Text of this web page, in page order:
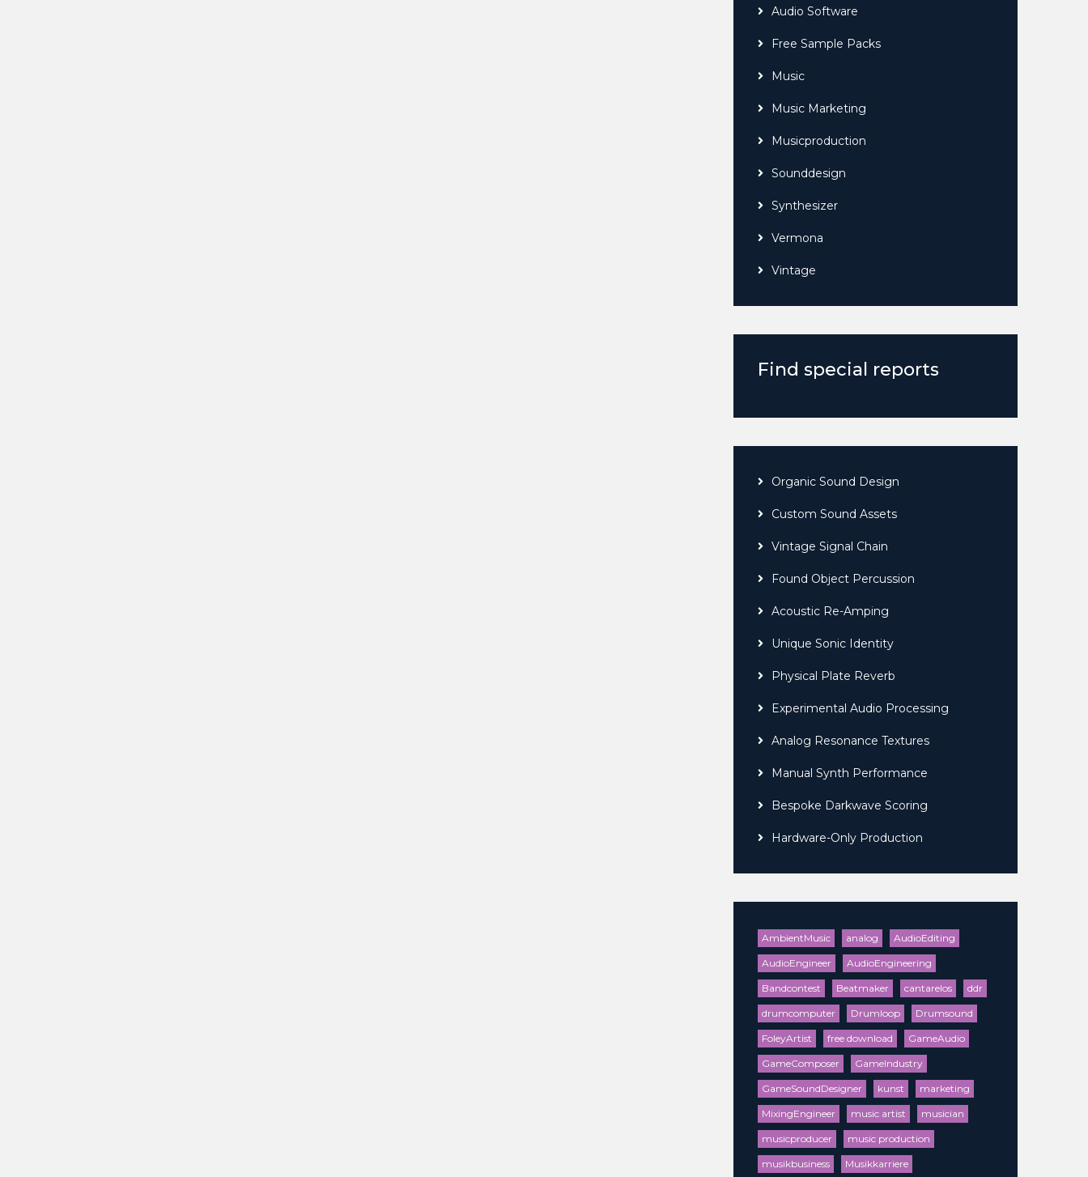
Audio Software
Free Sample Packs
Music
Music Marketing
Musicproduction
Sounddesign
Synthesizer
Vermona
Vintage
Find special reports
Organic Sound Design
Custom Sound Assets
Vintage Signal Chain
Found Object Percussion
Acoustic Re-Amping
Unique Sonic Identity
Physical Plate Reverb
Experimental Audio Processing
Analog Resonance Textures
Manual Synth Performance
Bespoke Darkwave Scoring
Hardware-Only Production
AmbientMusic analog AudioEditing
AudioEngineer AudioEngineering
Bandcontest Beatmaker cantarelos ddr
drumcomputer Drumloop Drumsound
FoleyArtist free download GameAudio
GameComposer GameIndustry
GameSoundDesigner kunst marketing
MixingEngineer music artist musician
musicproducer music production
musikbusiness Musikkarriere